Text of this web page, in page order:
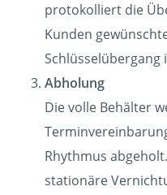
protokolliert die
Kunden
Abholung
Die volle Behälter
Rhythmus
stationäre